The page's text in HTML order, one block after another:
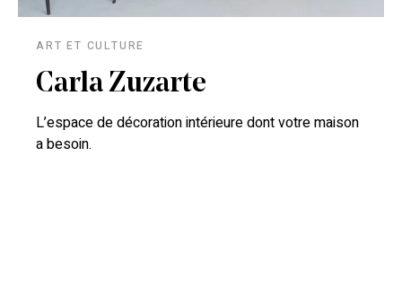
ART ET CULTURE
Carla Zuzarte
L’espace de décoration intérieure dont votre maison
a besoin.